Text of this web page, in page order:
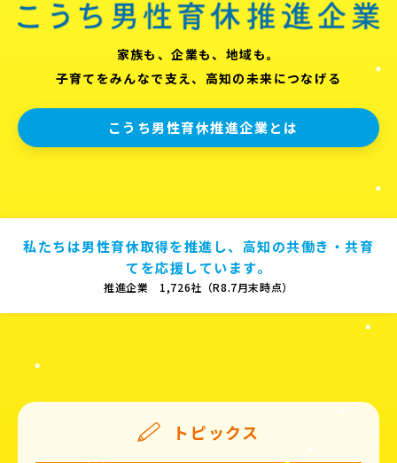
家族も、企業も、地域も。
子育てをみんなで支え、高知の未来につなげる
こうち男性育休推進企業とは
私たちは男性育休取得を推進し、高知の共働き・共育
てを応援しています。
推進企業 1,726社（R8.7月末時点）
トピックス